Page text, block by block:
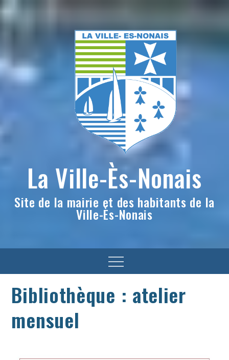
Skip
to
La Ville-Ès-Nonais
Site de la mairie et des habitants de la
Ville-Ès-Nonais
Menu
Bibliothèque : atelier
mensuel